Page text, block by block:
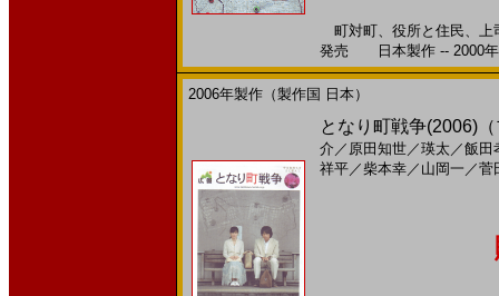
町対町、役所と住民、上
発売 日本製作 -- 2000
2006年製作（製作国 日本）
となり町戦争(2006)
介 ／ 原田知世／瑛太 ／飯田
祥平／柴本幸／ 山岡一 ／菅